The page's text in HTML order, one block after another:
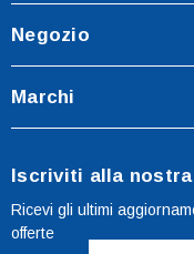
Negozio
Marchi
Iscriviti alla
Ricevi gli ultimi
offerte